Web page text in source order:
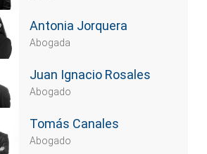
Antonia Jorquera
Abogada
Juan Ignacio Rosales
Abogado
Tomás Canales
Abogado